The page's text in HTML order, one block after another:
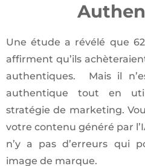
Une étude a révélé que
affirment qu’ils
authentiques. Mais il
authentique tout en
stratégie de marketing.
votre contenu généré par
n’y a pas d’erreurs qui
image de marque.